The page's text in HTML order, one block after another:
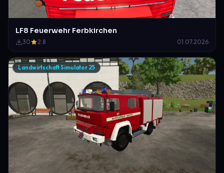
LF8 Feuerwehr Ferbkirchen
30 2.8 01.07.2026
Landwirtschaft Simulator 25